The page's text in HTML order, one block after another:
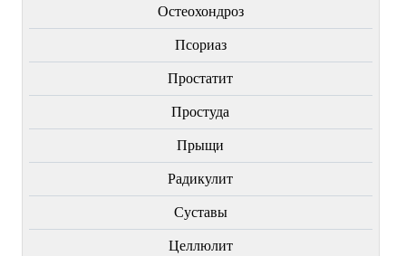
Остеохондроз
Пcориаз
Простатит
Простуда
Прыщи
Радикулит
Суставы
Целлюлит